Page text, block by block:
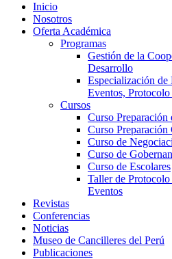
Inicio
Nosotros
Oferta Académica
Programas
Gestión de la
Desarrollo
Especialización
Eventos,
Cursos
Curso Preparación
Curso Preparación
Curso de
Curso de
Curso de Escolares
Taller de
Eventos
Revistas
Conferencias
Noticias
Museo de Cancilleres del Perú
Publicaciones